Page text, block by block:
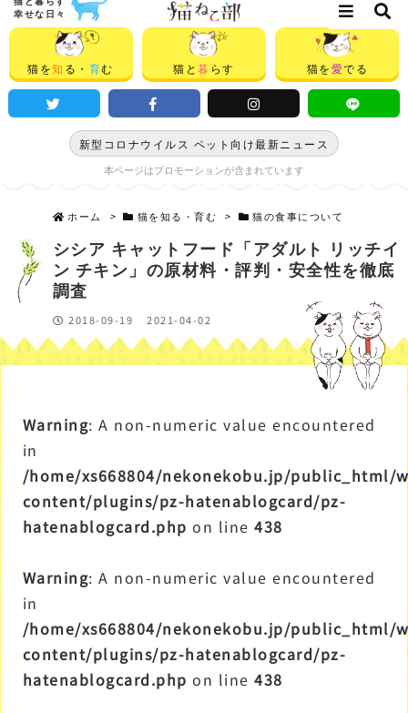
幸せな日々
猫を知 る・ 育む 猫と暮 らす 猫を愛でる
新型コロナウイルス ペット向け最新ニュース
本ページはプロモーションが含まれています
ホーム > 猫を知る・育む > 猫の食事について
シシア キャットフード「アダルト リッチイ
ン チキン」の原材料・評判・安全性を徹底
調査
2018-09-19 2021-04-02
Warning: A non-numeric value encountered
in
/home/xs668804/nekonekobu.jp/public_html/
content/plugins/pz-hatenablogcard/pz-
hatenablogcard.php on line 438
Warning: A non-numeric value encountered
in
/home/xs668804/nekonekobu.jp/public_html/
content/plugins/pz-hatenablogcard/pz-
hatenablogcard.php on line 438